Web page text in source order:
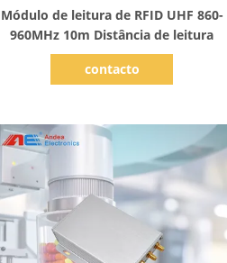
Módulo de leitura de RFID UHF 860-
960MHz 10m Distância de leitura
contacto